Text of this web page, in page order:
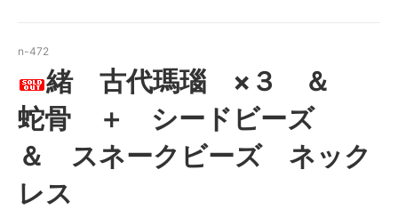
n-472
緒 古代瑪瑙 ×３ ＆
蛇骨 ＋ シードビーズ
＆ スネークビーズ ネック
レス